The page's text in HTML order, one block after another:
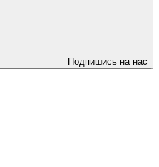
Подпишись на нас